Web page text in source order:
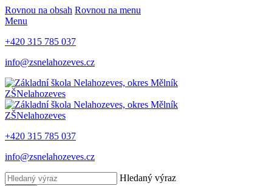
Rovnou na obsah Rovnou na menu
Menu
+420 315 785 037
info@zsnelahozeves.cz
ZŠNelahozeves
ZŠNelahozeves
+420 315 785 037
info@zsnelahozeves.cz
Hledaný výraz